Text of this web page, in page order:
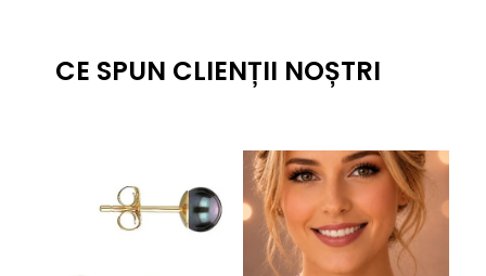
CE SPUN CLIENȚII NOȘTRI